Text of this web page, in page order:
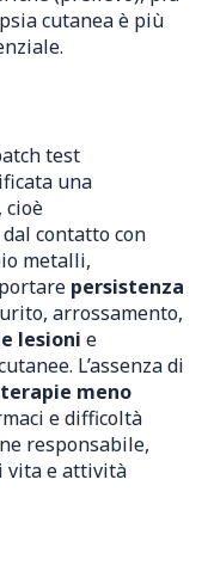
cutanea è più
test
una
, cioè
contatto con
metalli,
persistenza
arrossamento,
lesioni e
L’assenza di
terapie meno
e difficoltà
responsabile,
vita e attività